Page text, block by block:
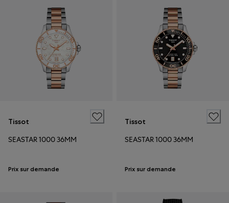
Tissot
SEASTAR 1000 36MM
Prix sur demande
Tissot
SEASTAR 1000 36MM
Prix sur demande